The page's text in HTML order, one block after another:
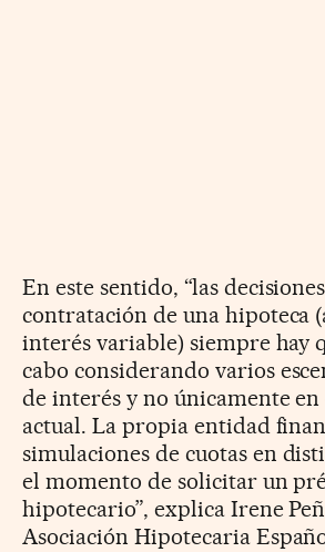
En este sentido, “las
contratación de una hipoteca
interés variable) siempre hay
cabo considerando varios
de interés y no únicamente
actual. La propia entidad
simulaciones de cuotas en
el momento de solicitar un
hipotecario”, explica Irene
Asociación Hipotecaria